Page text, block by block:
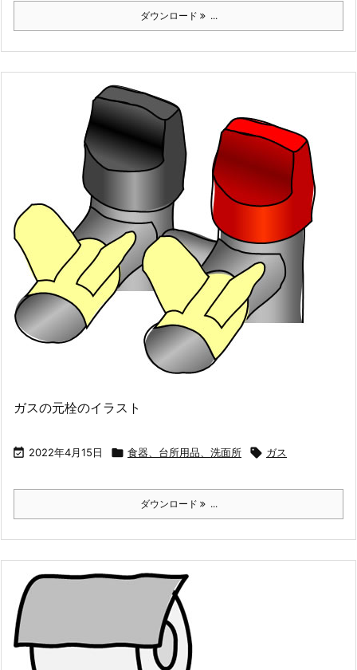
ダウンロード ...
ガスの元栓のイラスト
 2022年4月15日  食器、台所用品、洗面所  ガス
ダウンロード ...